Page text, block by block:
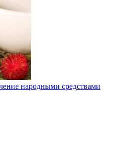
народными средствами